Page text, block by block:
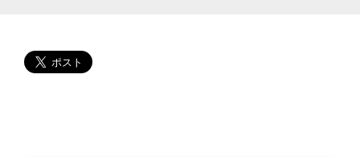
ツ
ー